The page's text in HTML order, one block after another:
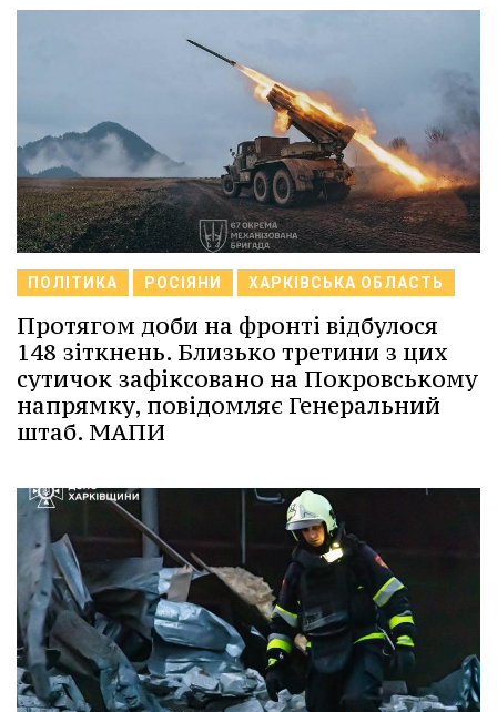
ПОЛІТИКА РОСІЯНИ ХАРКІВСЬКА ОБЛАСТЬ
Протягом доби на фронті відбулося
148 зіткнень. Близько третини з цих
сутичок зафіксовано на Покровському
напрямку, повідомляє Генеральний
штаб. МАПИ